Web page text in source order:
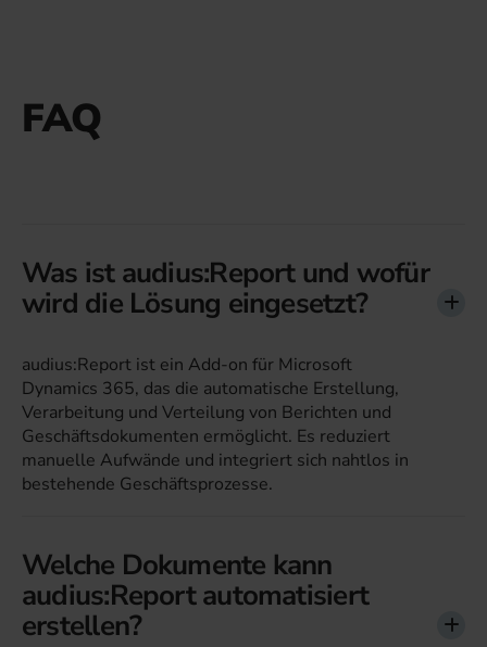
FAQ
Was ist audius:Report und wofür
wird die Lösung eingesetzt?
audius:Report ist ein Add-on für Microsoft
Dynamics 365, das die automatische Erstellung,
Verarbeitung und Verteilung von Berichten und
Geschäftsdokumenten ermöglicht. Es reduziert
manuelle Aufwände und integriert sich nahtlos in
bestehende Geschäftsprozesse.
Welche Dokumente kann
audius:Report automatisiert
erstellen?